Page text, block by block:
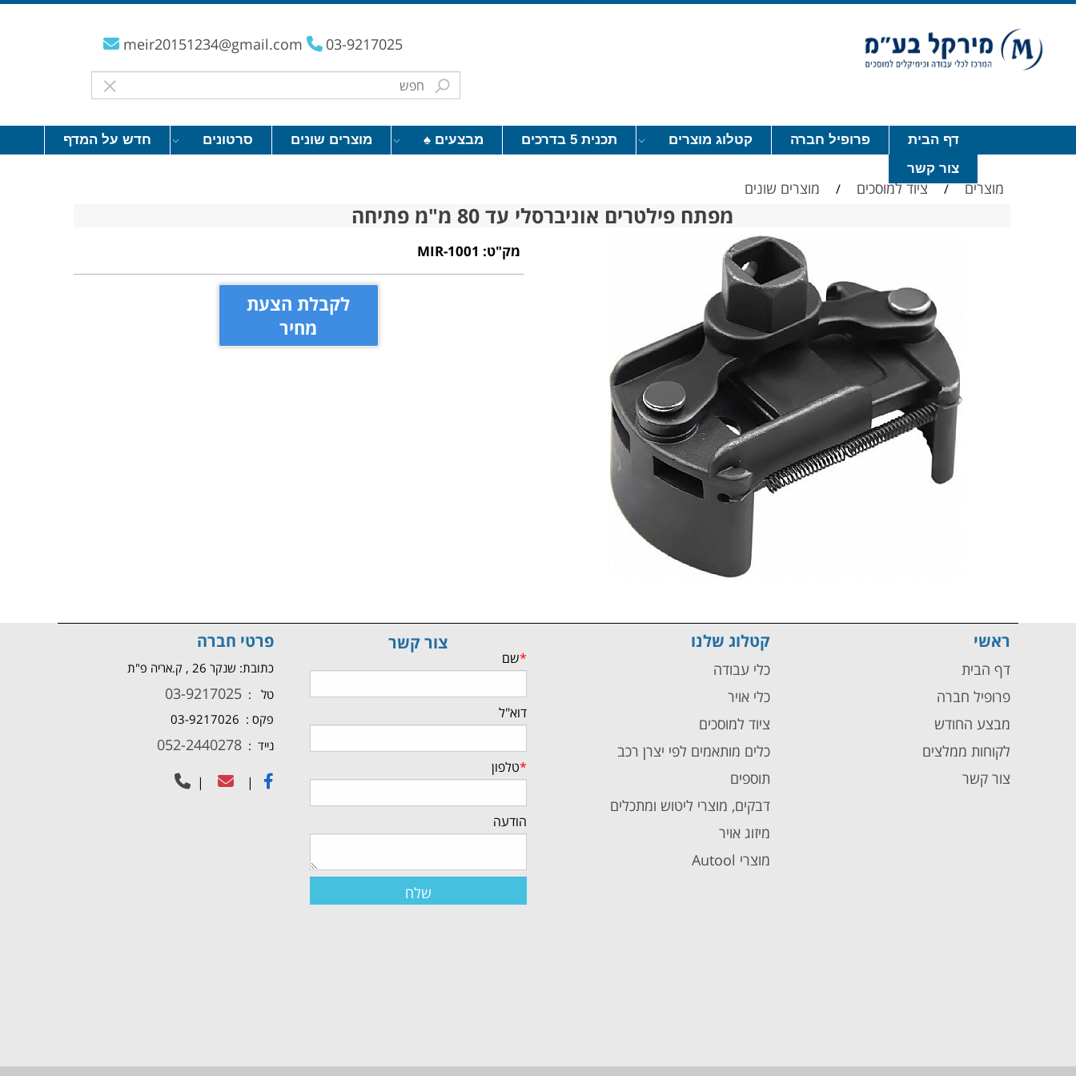
meir20151234@gmail.com 03-9217025
דף הבית פרופיל חברה קטלוג מוצרים תכנית 5 בדרכים מבצעים ♠ מוצרים שונים סרטונים
חדש על המדף
צור קשר
מוצרים / ציוד למוסכים / מוצרים שונים
מפתח פילטרים אוניברסלי עד 80 מ"מ פתיחה
מק"ט: MIR-1001
לקבלת הצעת
מחיר
ראשי
דף הבית
פרופיל חברה
מבצע החודש
לקוחות ממלצים
צור קשר
קטלוג שלנו
כלי עבודה
כלי אויר
ציוד למוסכים
כלים מותאמים לפי יצרן רכב
תוספים
דבקים, מוצרי ליטוש ומתכלים
מיזוג אויר
מוצרי Autool
צור קשר
*שם
דוא"ל
*טלפון
הודעה
פרטי חברה
כתובת: שנקר 26 , ק.אריה פ"ת
טל : 03-9217025
פקס : 03-9217026
נייד : 052-2440278
|
|